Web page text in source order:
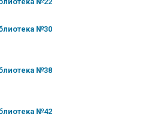
№30
№38
№42